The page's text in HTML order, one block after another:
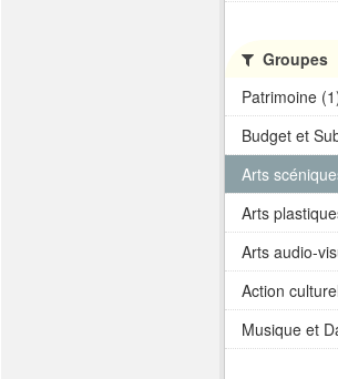
Groupes
Patrimoine
Budget et
Arts
Arts
Arts audio-
Action
Musique et